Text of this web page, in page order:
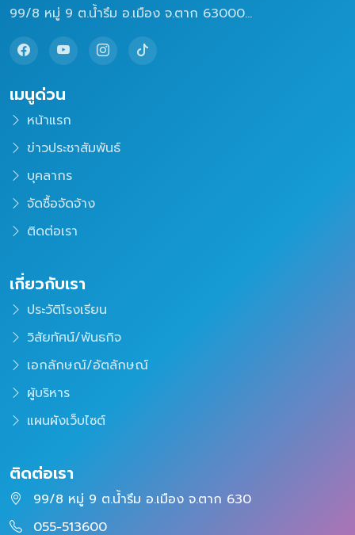
99/8 หมู่ 9 ต.น้ำรึม อ.เมือง จ.ตาก 63000...
เมนูด่วน
หน้าแรก
ข่าวประชาสัมพันธ์
บุคลากร
จัดซื้อจัดจ้าง
ติดต่อเรา
เกี่ยวกับเรา
ประวัติโรงเรียน
วิสัยทัศน์/พันธกิจ
เอกลักษณ์/อัตลักษณ์
ผู้บริหาร
แผนผังเว็บไซต์
ติดต่อเรา
99/8 หมู่ 9 ต.น้ำรึม อ.เมือง จ.ตาก 630
055-513600